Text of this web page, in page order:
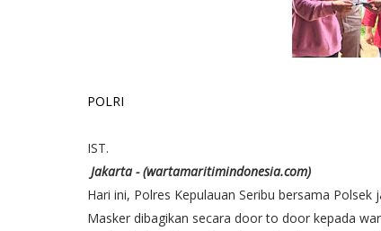
POLRI
IST.
Jakarta - (wartamaritimindonesia.com)
Hari ini, Polres Kepulauan Seribu bersama
Masker dibagikan secara door to door kepada